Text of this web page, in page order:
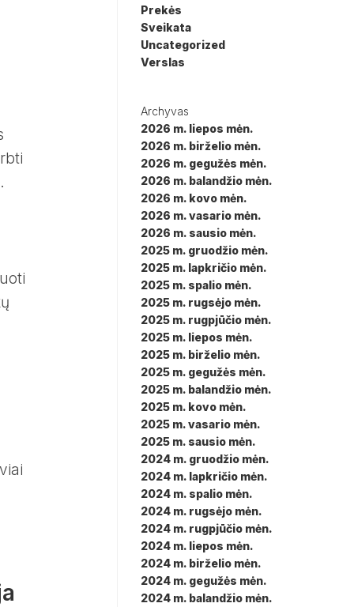
Prekės
Sveikata
Uncategorized
Verslas
Archyvas
2026 m. liepos mėn.
2026 m. birželio mėn.
2026 m. gegužės mėn.
2026 m. balandžio mėn.
2026 m. kovo mėn.
2026 m. vasario mėn.
2026 m. sausio mėn.
2025 m. gruodžio mėn.
2025 m. lapkričio mėn.
2025 m. spalio mėn.
2025 m. rugsėjo mėn.
2025 m. rugpjūčio mėn.
2025 m. liepos mėn.
2025 m. birželio mėn.
2025 m. gegužės mėn.
2025 m. balandžio mėn.
2025 m. kovo mėn.
2025 m. vasario mėn.
2025 m. sausio mėn.
2024 m. gruodžio mėn.
2024 m. lapkričio mėn.
2024 m. spalio mėn.
2024 m. rugsėjo mėn.
2024 m. rugpjūčio mėn.
2024 m. liepos mėn.
2024 m. birželio mėn.
2024 m. gegužės mėn.
2024 m. balandžio mėn.